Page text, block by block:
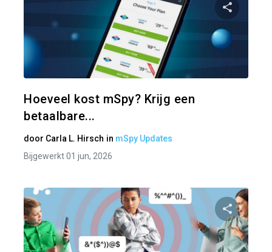
Hoeveel kost mSpy? Krijg een
betaalbare...
door Carla L. Hirsch in mSpy Updates
Bijgewerkt 01 jun, 2026